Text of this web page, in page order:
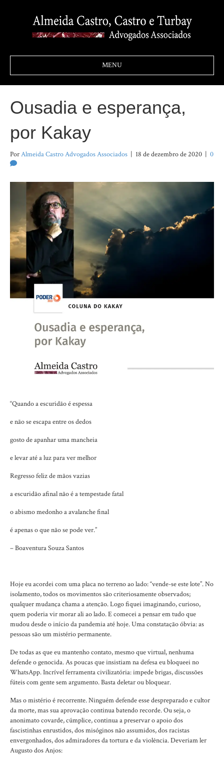
MENU
Ousadia e esperança,
por Kakay
PorAlmeida Castro Advogados Associados | 18 de dezembro de 2020 | 0
“Quando a escuridão é espessa
e não se escapa entre os dedos
gosto de apanhar uma mancheia
e levar até a luz para ver melhor
Regresso feliz de mãos vazias
a escuridão afinal não é a tempestade fatal
o abismo medonho a avalanche final
é apenas o que não se pode ver.”
– Boaventura Souza Santos
Hoje eu acordei com uma placa no terreno ao lado: “vende-se este lote”. No
isolamento, todos os movimentos são criteriosamente observados;
qualquer mudança chama a atenção. Logo fiquei imaginando, curioso,
quem poderia vir morar ali ao lado. E comecei a pensar em tudo que
mudou desde o início da pandemia até hoje. Uma constatação óbvia: as
pessoas são um mistério permanente.
De todas as que eu mantenho contato, mesmo que virtual, nenhuma
defende o genocida. As poucas que insistiam na defesa eu bloqueei no
WhatsApp. Incrível ferramenta civilizatória: impede brigas, discussões
fúteis com gente sem argumento. Basta deletar ou bloquear.
Mas o mistério é recorrente. Ninguém defende esse despreparado e cultor
da morte, mas sua aprovação continua batendo recorde. Ou seja, o
anonimato covarde, cúmplice, continua a preservar o apoio dos
fascistinhas enrustidos, dos misóginos não assumidos, dos racistas
envergonhados, dos admiradores da tortura e da violência. Deveriam ler
Augusto dos Anjos: